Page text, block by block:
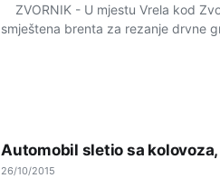
ZVORNIK - U mjestu Vrela kod
smještena brenta za rezanje drvne
Automobil sletio sa
26/10/2015